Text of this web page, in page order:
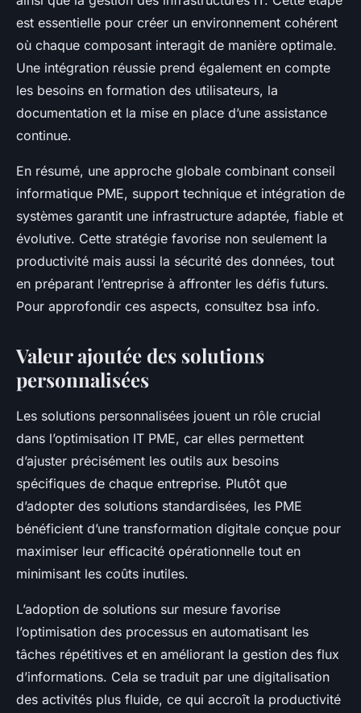
est essentielle pour créer un environnement cohérent
où chaque composant interagit de manière optimale.
Une intégration réussie prend également en compte
les besoins en formation des utilisateurs, la
documentation et la mise en place d’une assistance
continue.
En résumé, une approche globale combinant conseil
informatique PME, support technique et intégration de
systèmes garantit une infrastructure adaptée, fiable et
évolutive. Cette stratégie favorise non seulement la
productivité mais aussi la sécurité des données, tout
en préparant l’entreprise à affronter les défis futurs.
Pour approfondir ces aspects, consultez bsa info.
Valeur ajoutée des solutions
personnalisées
Les solutions personnalisées jouent un rôle crucial
dans l’optimisation IT PME, car elles permettent
d’ajuster précisément les outils aux besoins
spécifiques de chaque entreprise. Plutôt que
d’adopter des solutions standardisées, les PME
bénéficient d’une transformation digitale conçue pour
maximiser leur efficacité opérationnelle tout en
minimisant les coûts inutiles.
L’adoption de solutions sur mesure favorise
l’optimisation des processus en automatisant les
tâches répétitives et en améliorant la gestion des flux
d’informations. Cela se traduit par une digitalisation
des activités plus fluide, ce qui accroît la productivité